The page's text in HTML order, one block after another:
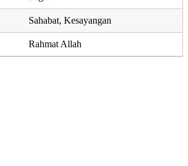
Sahabat, Kesayangan
Rahmat Allah